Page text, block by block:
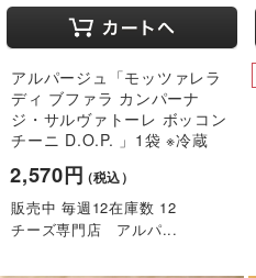
アルパージュ「モッツァレラ
ディ ブファラ カンパーナ
ジ・サルヴァトーレ ボッコン
チーニ D.O.P. 」1袋 ※冷蔵
2,570円（税込）
販売中 毎週12在庫数 12
チーズ専門店 アルパ...